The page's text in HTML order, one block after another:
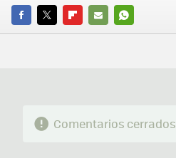
FACEBOOK
TWITTERFLIPBOARD
E-
WHATSAPP
Comentarios cerrados